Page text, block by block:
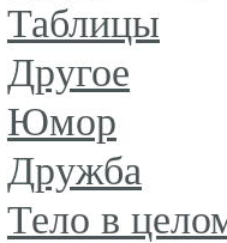
Таблицы
Другое
Юмор
Дружба
Тело в